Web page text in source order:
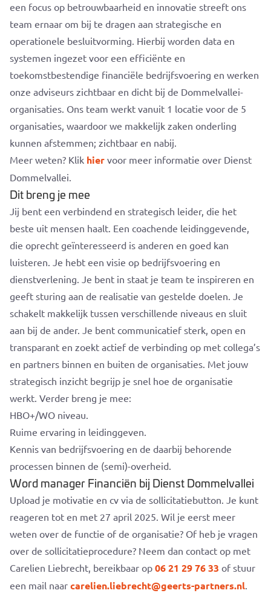
een focus op betrouwbaarheid en innovatie streeft ons
team ernaar om bij te dragen aan strategische en
operationele besluitvorming. Hierbij worden data en
systemen ingezet voor een efficiënte en
toekomstbestendige financiële bedrijfsvoering en werken
onze adviseurs zichtbaar en dicht bij de Dommelvallei-
organisaties. Ons team werkt vanuit 1 locatie voor de 5
organisaties, waardoor we makkelijk zaken onderling
kunnen afstemmen; zichtbaar en nabij.
Meer weten? Klik hier voor meer informatie over Dienst
Dommelvallei.
Dit breng je mee
Jij bent een verbindend en strategisch leider, die het
beste uit mensen haalt. Een coachende leidinggevende,
die oprecht geïnteresseerd is anderen en goed kan
luisteren. Je hebt een visie op bedrijfsvoering en
dienstverlening. Je bent in staat je team te inspireren en
geeft sturing aan de realisatie van gestelde doelen. Je
schakelt makkelijk tussen verschillende niveaus en sluit
aan bij de ander. Je bent communicatief sterk, open en
transparant en zoekt actief de verbinding op met collega’s
en partners binnen en buiten de organisaties. Met jouw
strategisch inzicht begrijp je snel hoe de organisatie
werkt. Verder breng je mee:
HBO+/WO niveau.
Ruime ervaring in leidinggeven.
Kennis van bedrijfsvoering en de daarbij behorende
processen binnen de (semi)-overheid.
Word manager Financiën bij Dienst Dommelvallei
Upload je motivatie en cv via de sollicitatiebutton. Je kunt
reageren tot en met 27 april 2025. Wil je eerst meer
weten over de functie of de organisatie? Of heb je vragen
over de sollicitatieprocedure? Neem dan contact op met
Carelien Liebrecht, bereikbaar op 06 21 29 76 33 of stuur
een mail naar carelien.liebrecht@geerts-partners.nl.